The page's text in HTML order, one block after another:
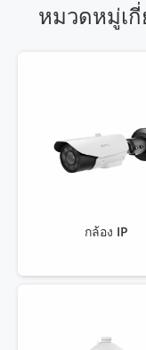
หมวดหมู่เ
กล้อง IP